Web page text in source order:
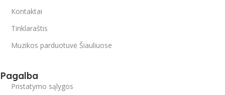
Kontaktai
Tinklaraštis
Muzikos parduotuvė Šiauliuose
Pagalba
Pristatymo sąlygos